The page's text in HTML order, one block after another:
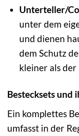
Unterteller/
unter dem
und dienen
dem Schutz
kleiner als
Bestecksets und
Ein komplettes
umfasst in der